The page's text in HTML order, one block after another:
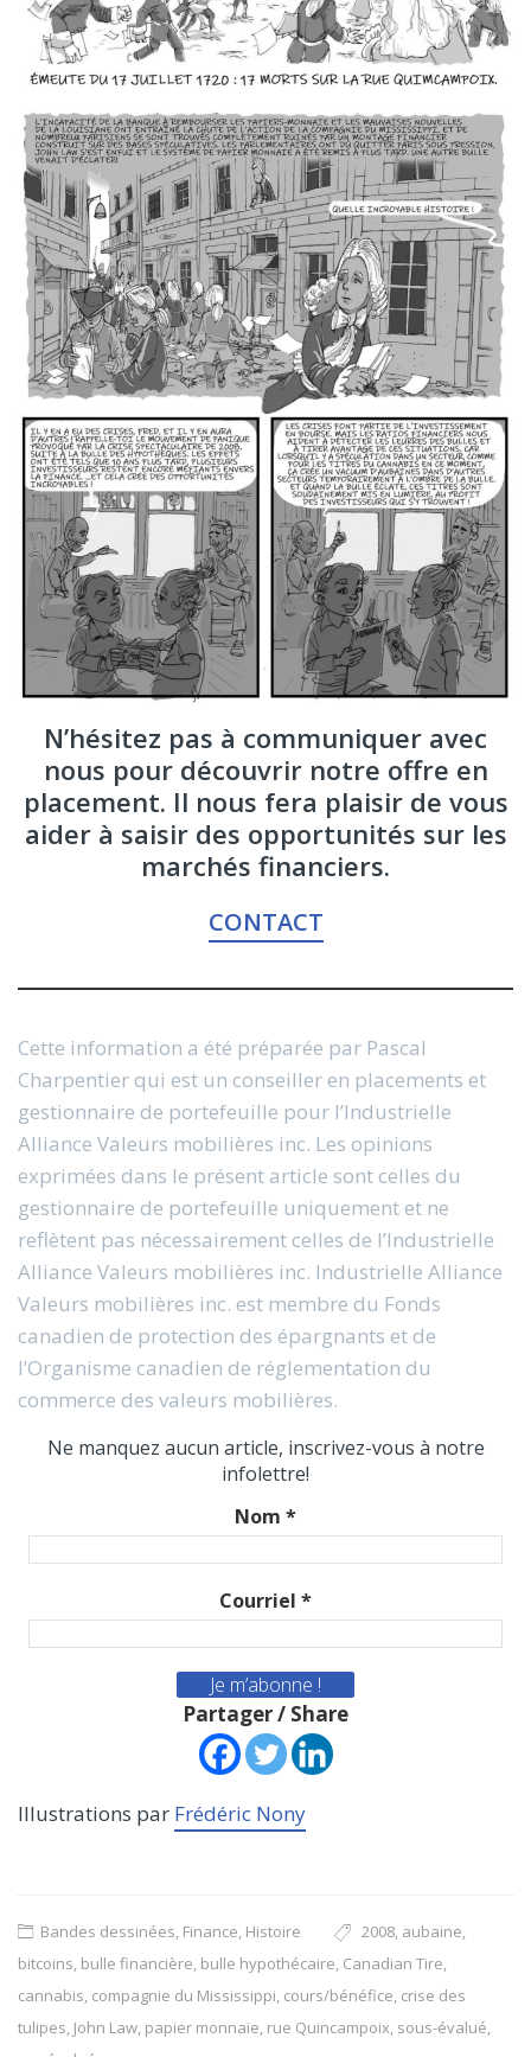
N’hésitez pas à communiquer avec
nous pour découvrir notre offre en
placement. Il nous fera plaisir de vous
aider à saisir des opportunités sur les
marchés financiers.
CONTACT
Cette information a été préparée par Pascal
Charpentier qui est un conseiller en placements et
gestionnaire de portefeuille pour l’Industrielle
Alliance Valeurs mobilières inc. Les opinions
exprimées dans le présent article sont celles du
gestionnaire de portefeuille uniquement et ne
reflètent pas nécessairement celles de l’Industrielle
Alliance Valeurs mobilières inc. Industrielle Alliance
Valeurs mobilières inc. est membre du Fonds
canadien de protection des épargnants et de
l’Organisme canadien de réglementation du
commerce des valeurs mobilières.
Ne manquez aucun article, inscrivez-vous à notre
infolettre!
Nom *
Courriel *
Partager / Share
Illustrations par Frédéric Nony
Bandes dessinées, Finance, Histoire 2008, aubaine,
bitcoins, bulle financière, bulle hypothécaire, Canadian Tire,
cannabis, compagnie du Mississippi, cours/bénéfice, crise des
tulipes, John Law, papier monnaie, rue Quincampoix, sous-évalué,